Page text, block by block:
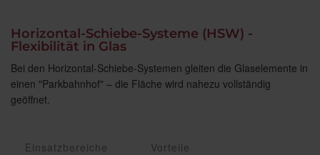
Horizontal-Schiebe-Systeme (HSW) -
Flexibilität in Glas
Bei den Horizontal-Schiebe-Systemen gleiten die Glaselemente in
einen "Parkbahnhof" – die Fläche wird nahezu vollständig
geöffnet.
Einsatzbereiche Vorteile